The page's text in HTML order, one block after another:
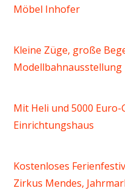
Möbel Inhofer
Kleine Züge, große
Mit Heli und 5000
Einrichtungshaus
Kostenloses
Zirkus Mendes,